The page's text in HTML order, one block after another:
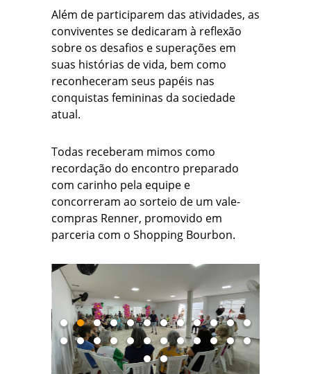
Além de participarem das atividades, as
conviventes se dedicaram à reflexão
sobre os desafios e superações em
suas histórias de vida, bem como
reconheceram seus papéis nas
conquistas femininas da sociedade
atual.
Todas receberam mimos como
recordação do encontro preparado
com carinho pela equipe e
concorreram ao sorteio de um vale-
compras Renner, promovido em
parceria com o Shopping Bourbon.